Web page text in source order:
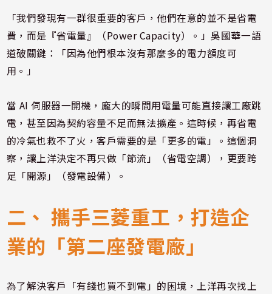
「我們發現有一群很重要的客戶，他們在意的並不是省電
費，而是『省電量』（Power Capacity）。」吳國華一語
道破關鍵：「因為他們根本沒有那麼多的電力額度可
用。」
當 AI 伺服器一開機，龐大的瞬間用電量可能直接讓工廠跳
電，甚至因為契約容量不足而無法擴產。這時候，再省電
的冷氣也救不了火，客戶需要的是「更多的電」。這個洞
察，讓上洋決定不再只做「節流」（省電空調），更要跨
足「開源」（發電設備）。
二、 攜手三菱重工，打造企
業的「第二座發電廠」
為了解決客戶「有錢也買不到電」的困境，上洋再次找上